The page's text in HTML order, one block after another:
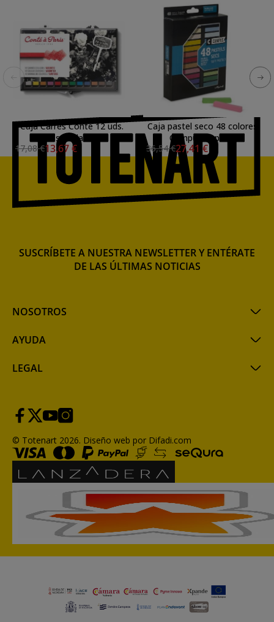
Caja Carres Conte 12 uds.
surtidas
17,08 €13,67 €
Caja pastel seco 48 colores
Campus Raphael
36,54 €27,41 €
NOSOTROS
AYUDA
LEGAL
SUSCRÍBETE A NUESTRA NEWSLETTER Y ENTÉRATE
DE LAS ÚLTIMAS NOTICIAS
© Totenart 2026. Diseño web por Difadi.com